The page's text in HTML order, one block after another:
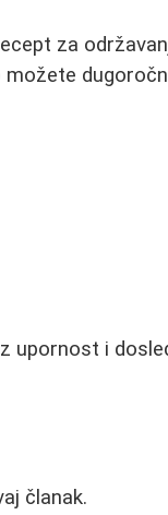
za
možete
upornost i
članak.